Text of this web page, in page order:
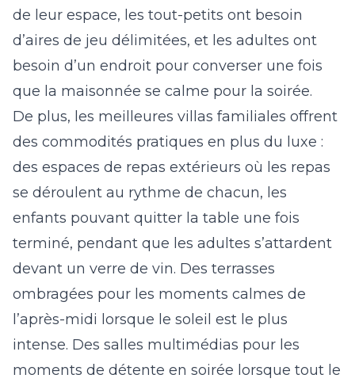
de leur espace, les tout-petits ont besoin
d’aires de jeu délimitées, et les adultes ont
besoin d’un endroit pour converser une fois
que la maisonnée se calme pour la soirée.
De plus, les meilleures villas familiales offrent
des commodités pratiques en plus du luxe :
des espaces de repas extérieurs où les repas
se déroulent au rythme de chacun, les
enfants pouvant quitter la table une fois
terminé, pendant que les adultes s’attardent
devant un verre de vin. Des terrasses
ombragées pour les moments calmes de
l’après-midi lorsque le soleil est le plus
intense. Des salles multimédias pour les
moments de détente en soirée lorsque tout le